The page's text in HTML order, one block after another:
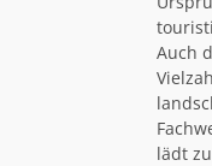
Auch
lädt